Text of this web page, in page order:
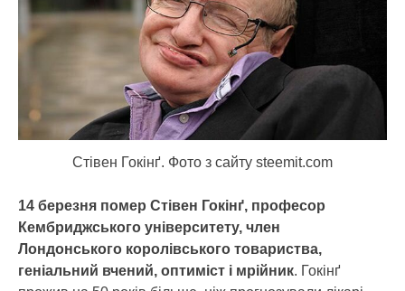
Стівен Гокінґ. Фото з сайту steemit.com
14 березня помер Стівен Гокінґ, професор
Кембриджського університету, член
Лондонського королівського товариства,
геніальний вчений, оптиміст і мрійник. Гокінґ